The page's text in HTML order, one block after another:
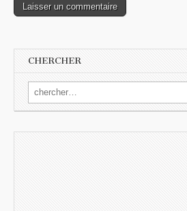
CHERCHER
Search for: